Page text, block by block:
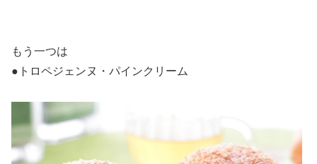
もう一つは
●トロペジェンヌ・パインクリーム